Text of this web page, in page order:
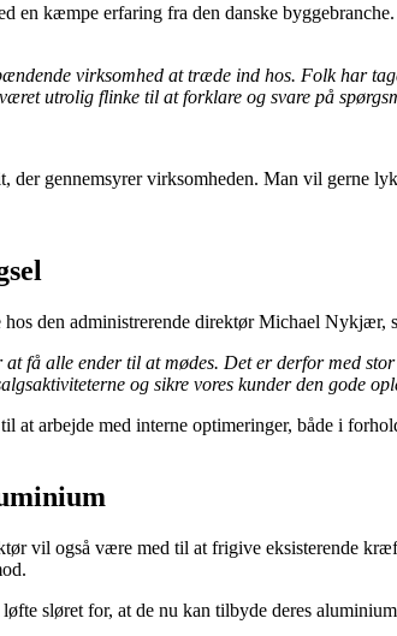
en kæmpe erfaring fra den danske
virksomhed at træde ind hos. Folk har
utrolig flinke til at forklare og svare på
gennemsyrer virksomheden. Man vil gerne
den administrerende direktør Michael Nykjær,
få alle ender til at mødes. Det er derfor med
og sikre vores kunder den gode
at arbejde med interne optimeringer, både i
vil også være med til at frigive eksisterende
sløret for, at de nu kan tilbyde deres